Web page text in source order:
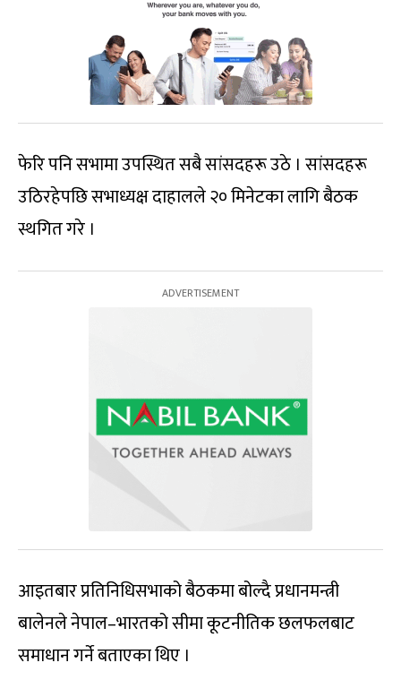
फेरि पनि सभामा उपस्थित सबै सांसदहरू उठे । सांसदहरू
उठिरहेपछि सभाध्यक्ष दाहालले २० मिनेटका लागि बैठक
स्थगित गरे ।
आइतबार प्रतिनिधिसभाको बैठकमा बोल्दै प्रधानमन्त्री
बालेनले नेपाल–भारतको सीमा कूटनीतिक छलफलबाट
समाधान गर्ने बताएका थिए ।